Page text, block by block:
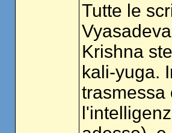
Tutte le
Krishna
kali-yuga.
trasmessa